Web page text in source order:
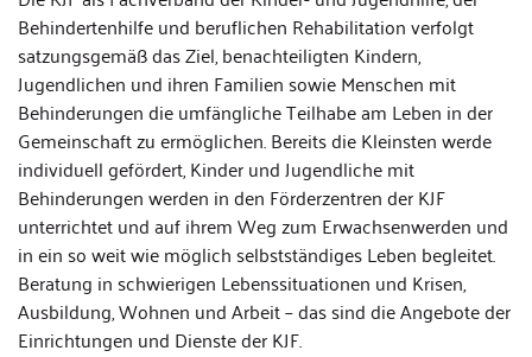
Behindertenhilfe und beruflichen Rehabilitation verfolgt
satzungsgemäß das Ziel, benachteiligten Kindern,
Jugendlichen und ihren Familien sowie Menschen mit
Behinderungen die umfängliche Teilhabe am Leben in der
Gemeinschaft zu ermöglichen. Bereits die Kleinsten werde
individuell gefördert, Kinder und Jugendliche mit
Behinderungen werden in den Förderzentren der KJF
unterrichtet und auf ihrem Weg zum Erwachsenwerden und
in ein so weit wie möglich selbstständiges Leben begleitet.
Beratung in schwierigen Lebenssituationen und Krisen,
Ausbildung, Wohnen und Arbeit – das sind die Angebote der
Einrichtungen und Dienste der KJF.